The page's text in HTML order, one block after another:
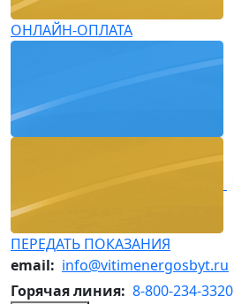
ОНЛАЙН-ОПЛАТА
ПЕРЕДАТЬ ПОКАЗАНИЯ
email: info@vitimenergosbyt.ru
Горячая линия: 8-800-234-3320